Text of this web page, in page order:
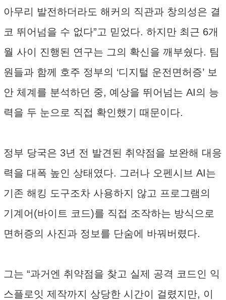
아무리 발전하더라도 해커의 직관과 창의성은 결
코 뛰어넘을 수 없다”고 믿었다. 하지만 최근 6개
월 사이 진행된 연구는 그의 확신을 깨부쉈다. 팀
원들과 함께 호주 정부의 ‘디지털 운전면허증’ 보
안 체계를 분석하던 중, 예상을 뛰어넘는 AI의 능
력을 두 눈으로 직접 확인했기 때문이다.
정부 당국은 3년 전 발견된 취약점을 보완해 대응
력을 대폭 높인 상태였다. 그러나 오펜시브 AI는
기존 해킹 도구조차 사용하지 않고 프로그램의
기계어(바이트 코드)를 직접 조작하는 방식으로
면허증의 사진과 정보를 단숨에 바꿔버렸다.
그는 “과거엔 취약점을 찾고 실제 공격 코드인 익
스플로잇 제작까지 상당한 시간이 걸렸지만, 이